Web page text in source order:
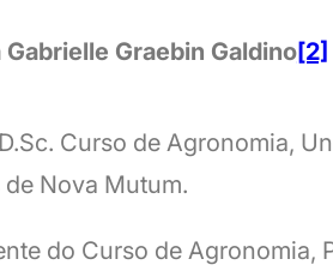
Gabrielle Graebin Galdino[2]
Curso de Agronomia,
de Nova Mutum.
do Curso de Agronomia,